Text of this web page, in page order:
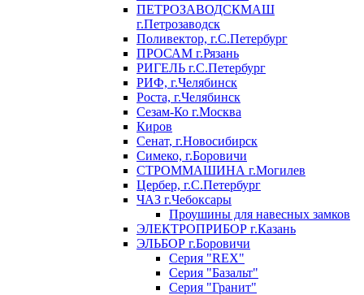
ПЕТРОЗАВОДСКМАШ
г.Петрозаводск
Поливектор, г.С.Петербург
ПРОСАМ г.Рязань
РИГЕЛЬ г.С.Петербург
РИФ, г.Челябинск
Роста, г.Челябинск
Сезам-Ко г.Москва
Киров
Сенат, г.Новосибирск
Симеко, г.Боровичи
СТРОММАШИНА г.Могилев
Цербер, г.С.Петербург
ЧАЗ г.Чебоксары
Проушины для навесных замков
ЭЛЕКТРОПРИБОР г.Казань
ЭЛЬБОР г.Боровичи
Серия "REX"
Серия "Базальт"
Серия "Гранит"